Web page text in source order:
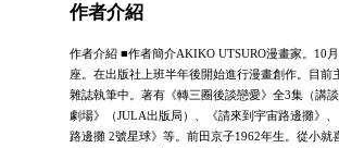
作者介紹
作者介紹 ■作者簡介AKIKO UTSURO漫畫家。10
座。在出版社上班半年後開始進行漫畫創作。目前
雜誌執筆中。著有《轉三圈後談戀愛》全3集（講
劇場》（JULA出版局）、《請來到宇宙路邊攤》
路邊攤 2號星球》等。前田京子1962年生。從小就